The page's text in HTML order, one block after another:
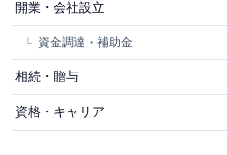
開業・会社設立
資金調達・補助金
相続・贈与
資格・キャリア